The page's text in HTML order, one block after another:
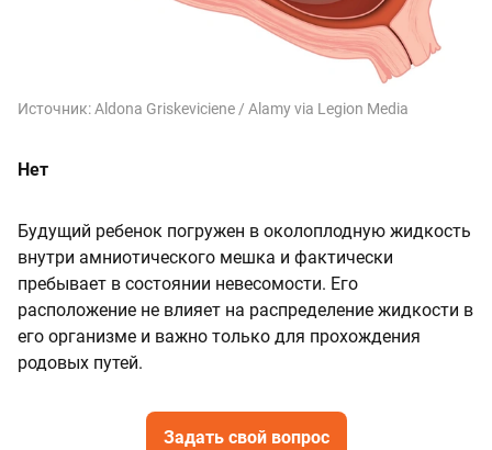
Источник:Aldona Griskeviciene / Alamy via Legion Media
Нет
Будущий ребенок погружен в околоплодную жидкость
внутри амниотического мешка и фактически
пребывает в состоянии невесомости. Его
расположение не влияет на распределение жидкости в
его организме и важно только для прохождения
родовых путей.
Задать свой вопрос